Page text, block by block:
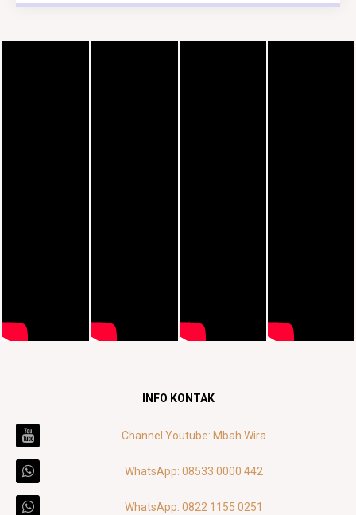
INFO KONTAK
Channel Youtube: Mbah Wira
WhatsApp: 08533 0000 442
WhatsApp: 0822 1155 0251